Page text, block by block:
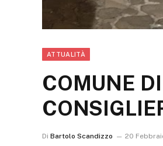
ATTUALITÀ
COMUNE
Di Bartolo Scandizzo 20